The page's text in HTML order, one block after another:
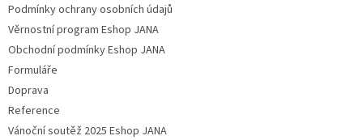
Podmínky ochrany osobních údajů
Věrnostní program Eshop JANA
Obchodní podmínky Eshop JANA
Formuláře
Doprava
Reference
Vánoční soutěž 2025 Eshop JANA